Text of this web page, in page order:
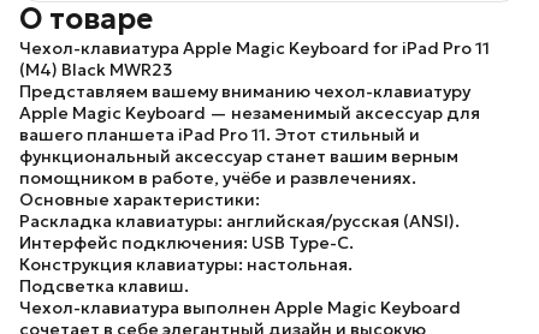
О товаре
Чехол-клавиатура Apple Magic Keyboard for iPad Pro 11
(M4) Black MWR23
Представляем вашему вниманию чехол-клавиатуру
Apple Magic Keyboard — незаменимый аксессуар для
вашего планшета iPad Pro 11. Этот стильный и
функциональный аксессуар станет вашим верным
помощником в работе, учёбе и развлечениях.
Основные характеристики:
Раскладка клавиатуры: английская/русская (ANSI).
Интерфейс подключения: USB Type-C.
Конструкция клавиатуры: настольная.
Подсветка клавиш.
Чехол-клавиатура выполнен Apple Magic Keyboard
сочетает в себе элегантный дизайн и высокую